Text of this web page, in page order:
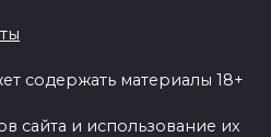
содержать материалы 18+
сайта и использование их